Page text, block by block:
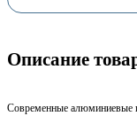
Описание
Современные алюминиевые